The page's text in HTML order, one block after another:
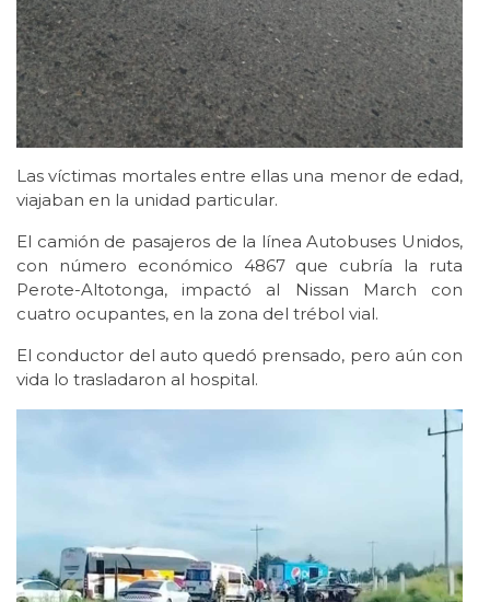
Las víctimas mortales entre ellas una menor de edad,
viajaban en la unidad particular.
El camión de pasajeros de la línea Autobuses Unidos,
con número económico 4867 que cubría la ruta
Perote-Altotonga, impactó al Nissan March con
cuatro ocupantes, en la zona del trébol vial.
El conductor del auto quedó prensado, pero aún con
vida lo trasladaron al hospital.